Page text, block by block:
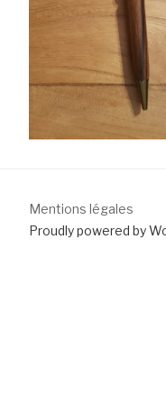
Mentions légales
Proudly powered by